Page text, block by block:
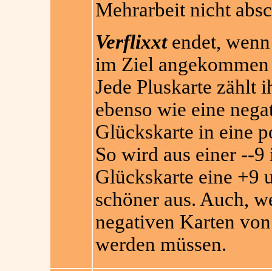
Mehrarbeit nicht
Verflixxtendet,
im Ziel
Jede Pluskarte zählt
ebenso wie eine
Glückskarte in eine
So wird aus einer --
Glückskarte eine +9
schöner aus. Auch,
negativen Karten
werden müssen.